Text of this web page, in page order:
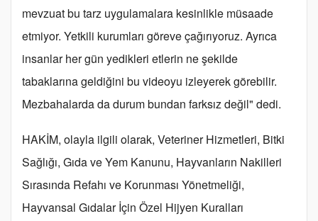
mevzuat bu tarz uygulamalara kesinlikle müsaade
etmiyor. Yetkili kurumları göreve çağırıyoruz. Ayrıca
insanlar her gün yedikleri etlerin ne şekilde
tabaklarına geldiğini bu videoyu izleyerek görebilir.
Mezbahalarda da durum bundan farksız değil" dedi.
HAKİM, olayla ilgili olarak, Veteriner Hizmetleri, Bitki
Sağlığı, Gıda ve Yem Kanunu, Hayvanların Nakilleri
Sırasında Refahı ve Korunması Yönetmeliği,
Hayvansal Gıdalar İçin Özel Hijyen Kuralları